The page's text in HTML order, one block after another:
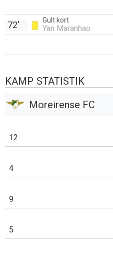
Gult kort
Yan Maranhao
72'
KAMP STATISTIK
Moreirense FC
12
4
9
5